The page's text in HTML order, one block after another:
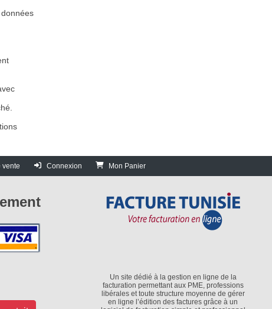
vente Connexion Mon Panier
Un site dédié à la gestion en ligne de la
facturation permettant aux PME, professions
libérales et toute structure moyenne de gérer
en ligne l’édition des factures grâce à un